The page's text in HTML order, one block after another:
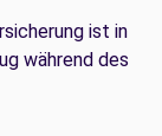
ist in
während des